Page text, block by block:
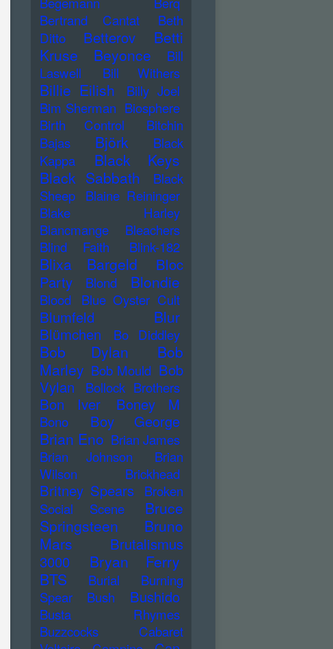
Bertrand Cantat
Beth
Ditto
Betterov
Betti
Kruse
Beyonce
Bill
Laswell
Bill Withers
Billie Eilish
Billy Joel
Bim Sherman Biosphere
Birth Control
Bitchin
Bajas
Björk
Black
Kappa
Black Keys
Black Sabbath
Black
Sheep
Blaine Reininger
Blake Harley
Blancmange
Bleachers
Blind Faith
Blink-182
Blixa Bargeld
Bloc
Party
Blond Blondie
Blood Blue Oyster Cult
Blumfeld Blur
Blümchen Bo Diddley
Bob Dylan
Bob
Marley Bob Mould Bob
Vylan
Bollock Brothers
Bon Iver Boney M
Bono Boy George
Brian Eno Brian James
Brian Johnson
Brian
Wilson
Brickhead
Britney Spears
Broken
Social Scene
Bruce
Springsteen
Bruno
Mars
Brutalismus
3000
Bryan Ferry
BTS
Burial
Burning
Spear
Bush Bushido
Busta Rhymes
Buzzcocks
Cabaret